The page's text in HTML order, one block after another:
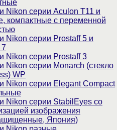
Nikon серии Aculon T11 и
компактные с переменной
Nikon серии Prostaff 5 и
7
Nikon серии Prostaff 3
Nikon серии Monarch (стекло
WP
Nikon серии Elegant Compact
Nikon серии StabilEyes со
изображения
Япония)